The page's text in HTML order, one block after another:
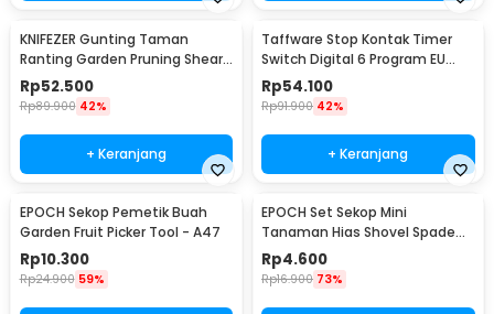
KNIFEZER Gunting Taman
Ranting Garden Pruning Shear
Scissors - W238
Rp52.500
Rp89.900 42%
+ Keranjang
Taffware Stop Kontak Timer
Switch Digital 6 Program EU
Plug 16A 230V - W03
Rp54.100
Rp91.900 42%
+ Keranjang
EPOCH Sekop Pemetik Buah
Garden Fruit Picker Tool - A47
Rp10.300
Rp24.900 59%
EPOCH Set Sekop Mini
Tanaman Hias Shovel Spade
Gardening Tools 3 PCS -
LXY549
Rp4.600
Rp16.900 73%